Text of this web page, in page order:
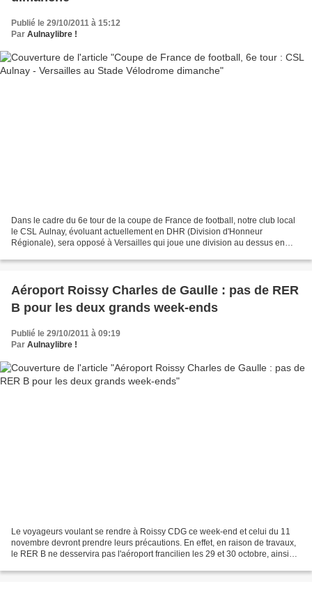
Publié le 29/10/2011 à 15:12
Par Aulnaylibre !
Dans le cadre du 6e tour de la coupe de France de football, notre club local
le CSL Aulnay, évoluant actuellement en DHR (Division d'Honneur
Régionale), sera opposé à Versailles qui joue une division au dessus en
Aéroport Roissy Charles de Gaulle : pas de RER
B pour les deux grands week-ends
Publié le 29/10/2011 à 09:19
Par Aulnaylibre !
Le voyageurs voulant se rendre à Roissy CDG ce week-end et celui du 11
novembre devront prendre leurs précautions. En effet, en raison de travaux,
le RER B ne desservira pas l'aéroport francilien les 29 et 30 octobre, ainsi